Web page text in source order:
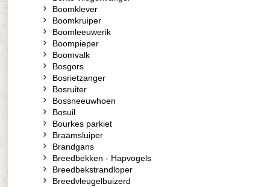
Boomklever
Boomkruiper
Boomleeuwerik
Boompieper
Boomvalk
Bosgors
Bosrietzanger
Bosruiter
Bossneeuwhoen
Bosuil
Bourkes parkiet
Braamsluiper
Brandgans
Breedbekken - Hapvogels
Breedbekstrandloper
Breedvleugelbuizerd